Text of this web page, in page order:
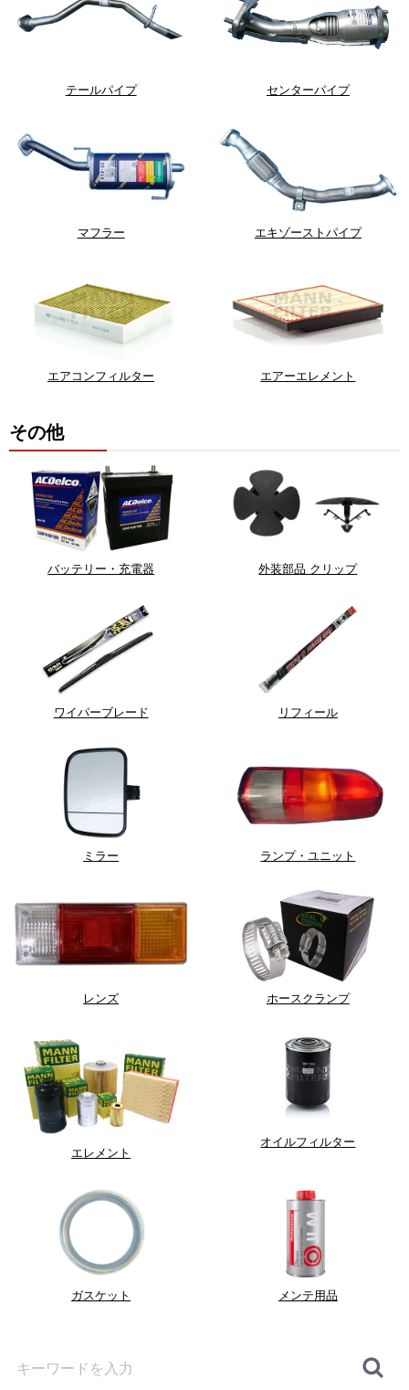
テールパイプ センターパイプ
マフラー エキゾーストパイプ
エアコンフィルター エアーエレメント
その他
バッテリー・充電器 外装部品 クリップ
ワイパーブレード リフィール
ミラー ランプ・ユニット
レンズ ホースクランプ
エレメント
オイルフィルター
ガスケット メンテ用品